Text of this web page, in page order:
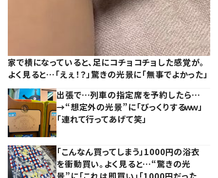
家で横になっていると、足にコチョコチョした感覚が。
よく見ると…「えぇ！？」驚きの光景に「無事でよかった」
出張で…列車の指定席を予約したら…
→“想定外の光景”に「びっくりするｗｗ」
「連れて行ってあげて笑」
「こんなん買ってしまう」1000円の浴衣
を衝動買い。よく見ると…“驚きの光